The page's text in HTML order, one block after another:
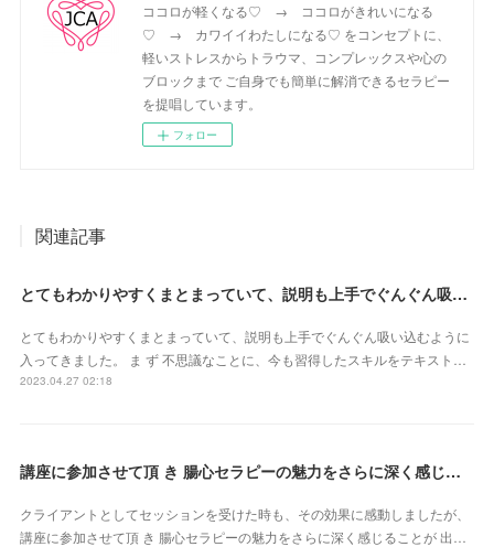
ココロが軽くなる♡ → ココロがきれいになる
♡ → カワイイわたしになる♡ をコンセプトに、
軽いストレスからトラウマ、コンプレックスや心の
ブロックまで ご自身でも簡単に解消できるセラピー
を提唱しています。
フォロー
関連記事
とてもわかりやすくまとまっていて、説明も上手でぐんぐん吸い込むように入ってきました（東京都・山田かおるさん）
とてもわかりやすくまとまっていて、説明も上手でぐんぐん吸い込むように
入ってきました。 ま ず 不思議なことに、今も習得したスキルをテキスト…
2023.04.27 02:18
講座に参加させて頂 き 腸心セラピーの魅力をさらに深く感じることが 出来ました（東京都・森由希子さん）
クライアントとしてセッションを受けた時も、その効果に感動しましたが、
講座に参加させて頂 き 腸心セラピーの魅力をさらに深く感じることが 出…